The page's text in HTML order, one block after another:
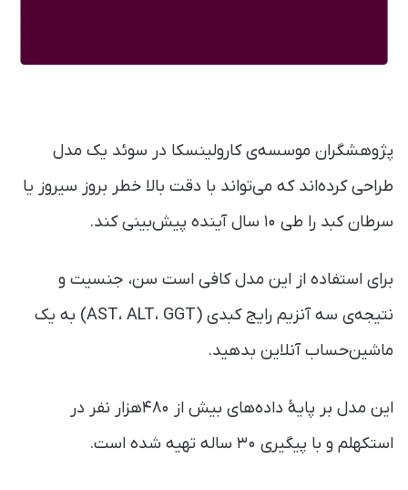
پژوهشگران موسسه‌ی کارولینسکا در سوئد یک مدل
طراحی کرده‌اند که می‌تواند با دقت بالا خطر بروز سیروز یا
سرطان کبد را طی ۱۰ سال آینده پیش‌بینی کند.
برای استفاده از این مدل کافی است سن، جنسیت و
نتیجه‌ی سه آنزیم رایج کبدی (AST، ALT، GGT) به یک
ماشین‌حساب آنلاین بدهید.
این مدل بر پایهٔ داده‌های بیش از ۴۸۰هزار نفر در
استکهلم و با پیگیری ۳۰ ساله تهیه شده است.